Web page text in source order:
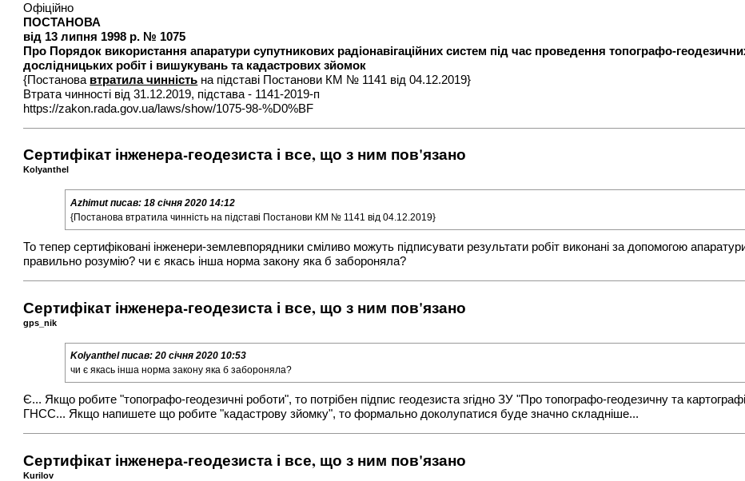
Офіційно
ПОСТАНОВА
від 13 липня 1998 р. № 1075
Про Порядок використання апаратури супутникових радіонавігаційних систем під час проведення топографо-
дослідницьких робіт і вишукувань та кадастрових зйомок
{Постанова втратила чинність на підставі Постанови КМ № 1141 від 04.12.2019}
Втрата чинності від 31.12.2019, підстава - 1141-2019-п
https://zakon.rada.gov.ua/laws/show/1075-98-%D0%BF
Сертифікат інженера-геодезиста і все, що з ним пов'язано
Kolyanthel
Azhimutписав: 18 січня 2020 14:12
{Постанова втратила чинність на підставі Постанови КМ № 1141 від 04.12.2019}
То тепер сертифіковані інженери-землевпорядники сміливо можуть підписувати результати робіт виконані за допомогою
правильно розумію? чи є якась інша норма закону яка б забороняла?
Сертифікат інженера-геодезиста і все, що з ним пов'язано
gps_nik
Kolyanthelписав:20 січня 2020 10:53
чи є якась інша норма закону яка б забороняла?
Є... Якщо робите "топографо-геодезичні роботи", то потрібен підпис геодезиста згідно ЗУ "Про топографо-геодезичну та
ГНСС... Якщо напишете що робите "кадастрову зйомку", то формально доколупатися буде значно складніше...
Сертифікат інженера-геодезиста і все, що з ним пов'язано
Kurilov